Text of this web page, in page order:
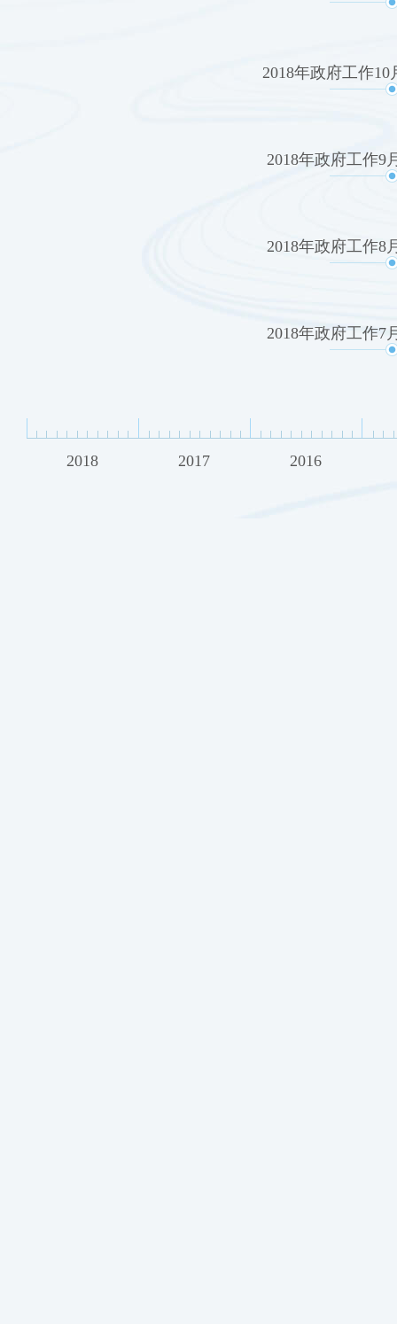
2018年政府工作10
2018年政府工作9
2018年政府工作8
2018年政府工作7
2018 2017 2016